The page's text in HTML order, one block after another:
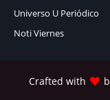
Universo U Periódico
Noti Viernes
Crafted with